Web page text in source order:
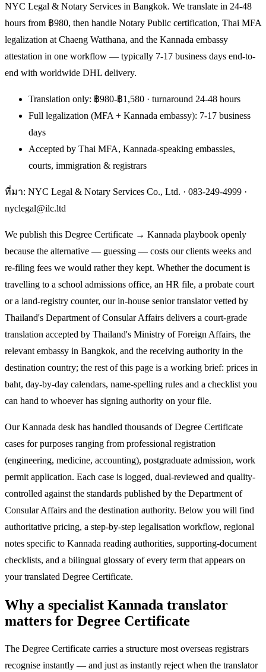
NYC Legal & Notary Services in Bangkok. We translate in 24-48
hours from ฿980, then handle Notary Public certification, Thai MFA
legalization at Chaeng Watthana, and the Kannada embassy
attestation in one workflow — typically 7-17 business days end-to-
end with worldwide DHL delivery.
Translation only: ฿980-฿1,580 · turnaround 24-48 hours
Full legalization (MFA + Kannada embassy): 7-17 business
days
Accepted by Thai MFA, Kannada-speaking embassies,
courts, immigration & registrars
ที่มา: NYC Legal & Notary Services Co., Ltd. · 083-249-4999 ·
nyclegal@ilc.ltd
We publish this Degree Certificate → Kannada playbook openly
because the alternative — guessing — costs our clients weeks and
re-filing fees we would rather they kept. Whether the document is
travelling to a school admissions office, an HR file, a probate court
or a land-registry counter, our in-house senior translator vetted by
Thailand's Department of Consular Affairs delivers a court-grade
translation accepted by Thailand's Ministry of Foreign Affairs, the
relevant embassy in Bangkok, and the receiving authority in the
destination country; the rest of this page is a working brief: prices in
baht, day-by-day calendars, name-spelling rules and a checklist you
can hand to whoever has signing authority on your file.
Our Kannada desk has handled thousands of Degree Certificate
cases for purposes ranging from professional registration
(engineering, medicine, accounting), postgraduate admission, work
permit application. Each case is logged, dual-reviewed and quality-
controlled against the standards published by the Department of
Consular Affairs and the destination authority. Below you will find
authoritative pricing, a step-by-step legalisation workflow, regional
notes specific to Kannada reading authorities, supporting-document
checklists, and a bilingual glossary of every term that appears on
your translated Degree Certificate.
Why a specialist Kannada translator
matters for Degree Certificate
The Degree Certificate carries a structure most overseas registrars
recognise instantly — and just as instantly reject when the translator